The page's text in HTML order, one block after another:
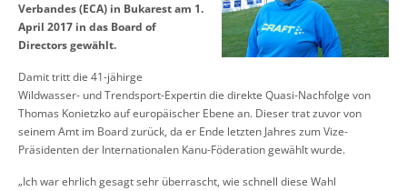
Verbandes (ECA) in Bukarest am 1.
April 2017 in das Board of
Directors gewählt.
Damit tritt die 41-jähirge
Wildwasser- und Trendsport-Expertin die direkte Quasi-Nachfolge von
Thomas Konietzko auf europäischer Ebene an. Dieser trat zuvor von
seinem Amt im Board zurück, da er Ende letzten Jahres zum Vize-
Präsidenten der Internationalen Kanu-Föderation gewählt wurde.
„Ich war ehrlich gesagt sehr überrascht, wie schnell diese Wahl